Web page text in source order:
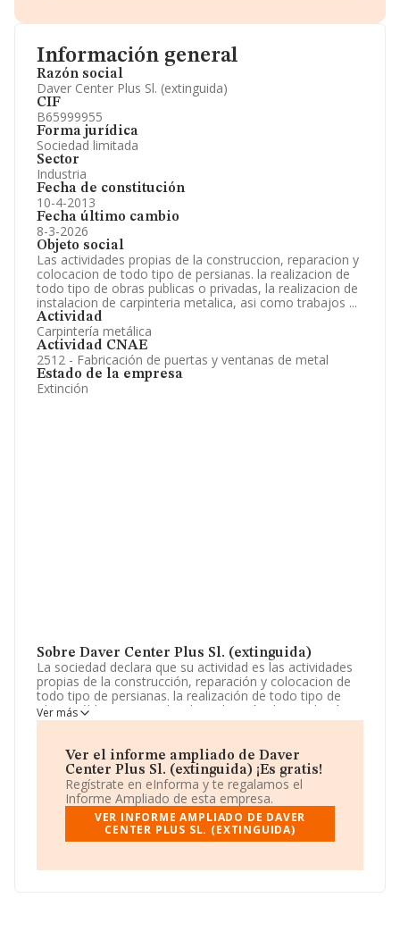
Información general
Razón social
Daver Center Plus Sl. (extinguida)
CIF
B65999955
Forma jurídica
Sociedad limitada
Sector
Industria
Fecha de constitución
10-4-2013
Fecha último cambio
8-3-2026
Objeto social
Las actividades propias de la construccion, reparacion y
colocacion de todo tipo de persianas. la realizacion de
todo tipo de obras publicas o privadas, la realizacion de
instalacion de carpinteria metalica, asi como trabajos ...
Actividad
Carpintería metálica
Actividad CNAE
2512 - Fabricación de puertas y ventanas de metal
Estado de la empresa
Extinción
Sobre Daver Center Plus Sl. (extinguida)
La sociedad declara que su actividad es las actividades
propias de la construcción, reparación y colocacion de
todo tipo de persianas. la realización de todo tipo de
obras públicas o privadas, la realización de instalación
de carpintería metalica, así como trabajos.. La empresa
2512 - 'Fabricación de carpintería metálica'. La empresa
no tiene actividad en mercados exteriores.
La sociedad españolaDaver Center Plus S.L.
(extinguida), con número de identificación fiscal
B65999955, tiene domicilio fiscal en Avenida Diagonal
núm. 468 Piso 6 A, (08006), Barcelona, Cataluña.
En base a la información de la que dispone INFORMA
Ver más
Ver el informe ampliado de Daver
Center Plus Sl. (extinguida) ¡Es gratis!
Regístrate en eInforma y te regalamos el
Informe Ampliado de esta empresa.
VER INFORME AMPLIADO DE DAVER
CENTER PLUS SL. (EXTINGUIDA)
Información oficial y registral complementaria.